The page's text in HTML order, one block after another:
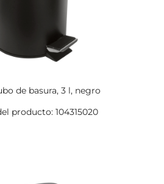
de basura, 3 l, negro
producto: 104315020